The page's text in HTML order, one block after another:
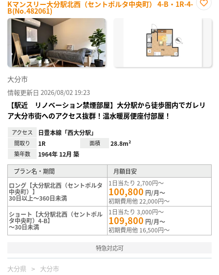
Kマンスリー大分駅北西（セントポルタ中央町） 4-B・1R-4-
B(No.482061)
に入
大分市
情報更新日 2026/08/02 19:23
【駅近 リノベーション禁煙部屋】大分駅から徒歩圏内でガレリ
ア大分市街へのアクセス抜群！温水暖房便座付部屋！
アクセス 日豊本線「西大分駅」
間取り 1R 面積 28.8m²
築年数 1964年 12月 築
プラン名・期間
月額目安
ロング【大分駅北西（セントポルタ
中央町）】
30日以上～360日未満
1日当たり 2,700円～
100,800 円/月～
初期費用他 22,000円～
ショート【大分駅北西（セントポル
タ中央町）4-B】
～30日未満
1日当たり 3,000円～
109,800 円/月～
初期費用他 16,500円～
特急対応可
大分県 大分市